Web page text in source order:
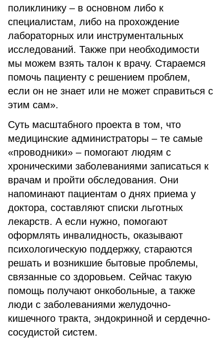
поликлинику – в основном либо к
специалистам, либо на прохождение
лабораторных или инструментальных
исследований. Также при необходимости
мы можем взять талон к врачу. Стараемся
помочь пациенту с решением проблем,
если он не знает или не может справиться с
этим сам».
Суть масштабного проекта в том, что
медицинские администраторы – те самые
«проводники» – помогают людям с
хроническими заболеваниями записаться к
врачам и пройти обследования. Они
напоминают пациентам о днях приема у
доктора, составляют списки льготных
лекарств. А если нужно, помогают
оформлять инвалидность, оказывают
психологическую поддержку, стараются
решать и возникшие бытовые проблемы,
связанные со здоровьем. Сейчас такую
помощь получают онкобольные, а также
люди с заболеваниями желудочно-
кишечного тракта, эндокринной и сердечно-
сосудистой систем.